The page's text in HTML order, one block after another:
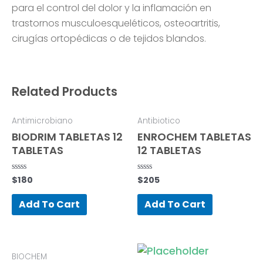
para el control del dolor y la inflamación en
trastornos musculoesqueléticos, osteoartritis,
cirugías ortopédicas o de tejidos blandos.
Related Products
Antimicrobiano
BIODRIM TABLETAS 12
TABLETAS
Rated
0
out
$180
Add To Cart
Antibiotico
ENROCHEM TABLETAS
12 TABLETAS
Rated
0
out
$205
Add To Cart
BIOCHEM